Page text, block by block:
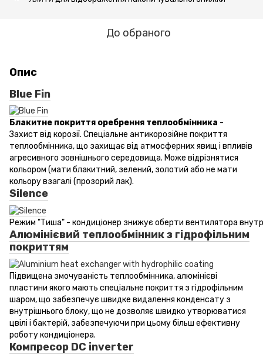
До обраного
Опис
Blue Fin
Блакитне покриття оребрення теплообмінника -
Захист від корозії. Спеціальне антикорозійне покриття
теплообмінника, що захищає від атмосферних явищ і впливів
агресивного зовнішнього середовища. Може відрізнятися
кольором (мати блакитний, зелений, золотий або не мати
кольору взагалі (прозорий лак).
Silence
Режим "Тиша" - кондиціонер знижує оберти вентилятора
Алюмінієвий теплообмінник з гідрофільним
покриттям
Підвищена змочуваність теплообмінника, алюмінієві
пластини якого мають спеціальне покриття з гідрофільним
шаром, що забезпечує швидке видалення конденсату з
внутрішнього блоку, що не дозволяє швидко утворюватися
цвілі і бактерій, забезпечуючи при цьому більш ефективну
роботу кондиціонера.
Компресор DC inverter